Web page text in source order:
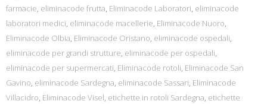
farmacie, eliminacode frutta, Eliminacode Laboratori, eliminacode
laboratori medici, eliminacode macellerie, Eliminacode Nuoro,
Eliminacode Olbia, Eliminacode Oristano, eliminacode ospedali,
eliminacode per grandi strutture, eliminacode per ospedali,
eliminacode per supermercati, Eliminacode rotoli, Eliminacode San
Gavino, eliminacode Sardegna, eliminacode Sassari, Eliminacode
Villacidro, Eliminacode Visel, etichette in rotoli Sardegna, etichette